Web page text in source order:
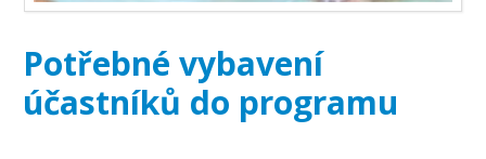
Potřebné vybavení
účastníků do programu